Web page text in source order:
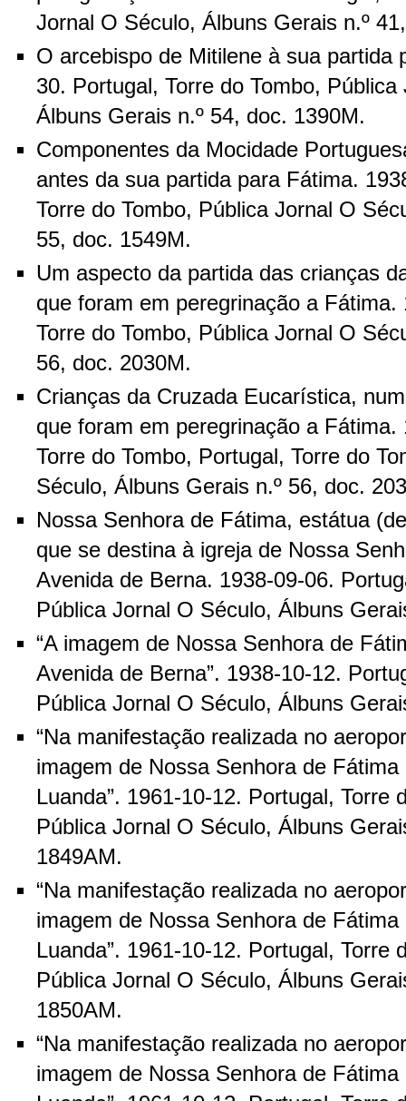
Jornal O Século, Álbuns Gerais n.º
O arcebispo de Mitilene à sua partida
30. Portugal, Torre do Tombo,
Álbuns Gerais n.º 54, doc. 1390M.
Componentes da Mocidade
antes da sua partida para Fátima.
Torre do Tombo, Pública Jornal O
55, doc. 1549M.
Um aspecto da partida das crianças
que foram em peregrinação a
Torre do Tombo, Pública Jornal O
56, doc. 2030M.
Crianças da Cruzada Eucarística,
que foram em peregrinação a
Torre do Tombo, Portugal, Torre do
Século, Álbuns Gerais n.º 56, doc.
Nossa Senhora de Fátima, estátua
que se destina à igreja de Nossa
Avenida de Berna. 1938-09-06.
Pública Jornal O Século, Álbuns
“A imagem de Nossa Senhora de
Avenida de Berna”. 1938-10-12.
Pública Jornal O Século, Álbuns
“Na manifestação realizada no
imagem de Nossa Senhora de
Luanda”. 1961-10-12. Portugal, Torre
Pública Jornal O Século, Álbuns
1849AM.
“Na manifestação realizada no
imagem de Nossa Senhora de
Luanda”. 1961-10-12. Portugal, Torre
Pública Jornal O Século, Álbuns
1850AM.
“Na manifestação realizada no
imagem de Nossa Senhora de